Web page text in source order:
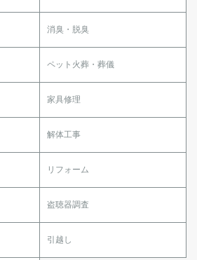
消臭・脱臭
ペット火葬・葬儀
家具修理
解体工事
リフォーム
盗聴器調査
引越し